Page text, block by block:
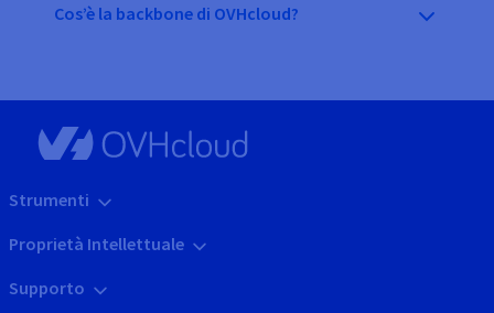
Cos’è la backbone di OVHcloud?
Strumenti
Proprietà Intellettuale
Supporto